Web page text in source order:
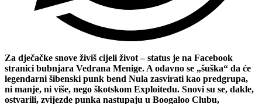
Za dječačke snove živiš cijeli život – status je na Facebook
stranici bubnjara Vedrana Menige. A odavno se „šuška“ da će
legendarni šibenski punk bend Nula zasvirati kao predgrupa,
ni manje, ni više, nego škotskom Exploitedu. Snovi su se, dakle,
ostvarili, zvijezde punka nastupaju u Boogaloo Clubu,